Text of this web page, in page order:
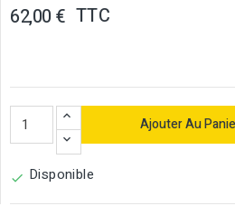
62,00 € TTC
Ajouter Au
 Disponible